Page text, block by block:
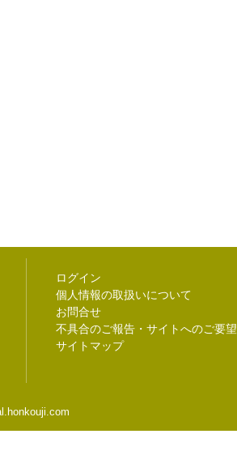
ログイン
個人情報の取扱いについて
お問合せ
不具合のご報告・サイトへのご要望
サイトマップ